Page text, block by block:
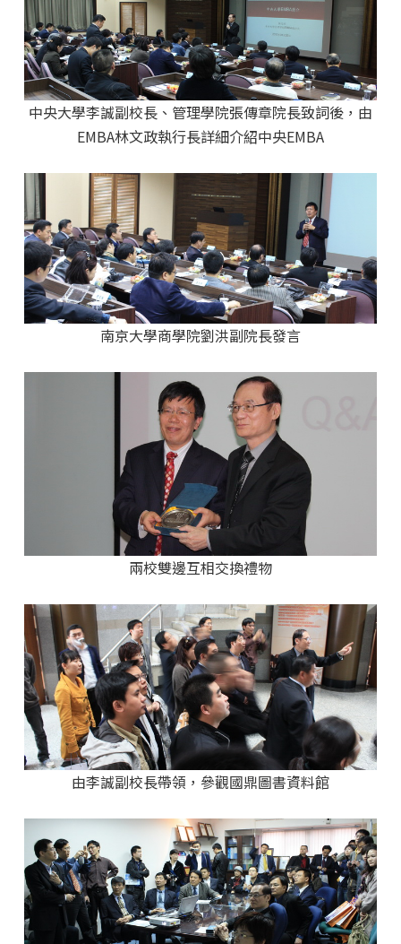
中央大學李誠副校長、管理學院張傳章院長致詞後，由
EMBA林文政執行長詳細介紹中央EMBA
南京大學商學院劉洪副院長發言
兩校雙邊互相交換禮物
由李誠副校長帶領，參觀國鼎圖書資料館